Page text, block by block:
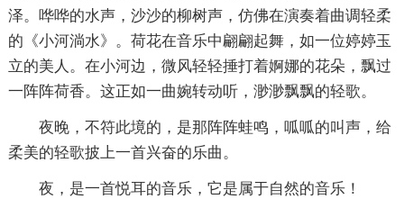
泽。哗哗的水声，沙沙的柳树声，仿佛在演奏着曲调轻柔
的《小河淌水》。荷花在音乐中翩翩起舞，如一位婷婷玉
立的美人。在小河边，微风轻轻捶打着婀娜的花朵，飘过
一阵阵荷香。这正如一曲婉转动听，渺渺飘飘的轻歌。
夜晚，不符此境的，是那阵阵蛙鸣，呱呱的叫声，给
柔美的轻歌披上一首兴奋的乐曲。
夜，是一首悦耳的音乐，它是属于自然的音乐！